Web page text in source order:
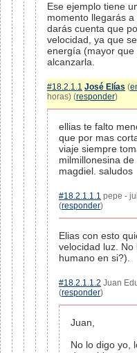
Ese ejemplo tiene
momento llegarás
darás cuenta que
velocidad, ya que
energía (mayor que
alcanzarla.
#18.2.1.1 José Elías (
horas) (responder)
ellias te falto
que por mas
viaje siempre
milmillonesina
magdiel. saludos
#18.2.1.1.1 pepe -
(responder)
Elias con esto
velocidad luz.
humano en si?).
#18.2.1.1.2 Juan
(responder)
Juan,
No lo digo yo,